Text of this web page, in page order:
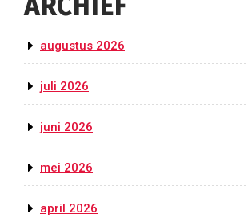
ARCHIEF
augustus 2026
juli 2026
juni 2026
mei 2026
april 2026